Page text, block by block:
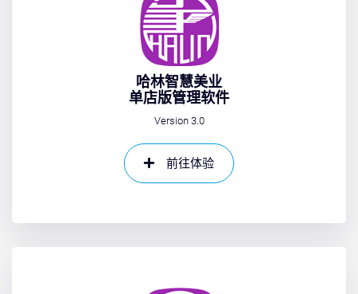
哈林智慧美业
单店版管理软件
Version 3.0
前往体验